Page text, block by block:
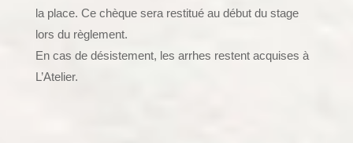
la place. Ce chèque sera restitué au début du stage
lors du règlement.
En cas de désistement, les arrhes restent acquises à
L’Atelier.